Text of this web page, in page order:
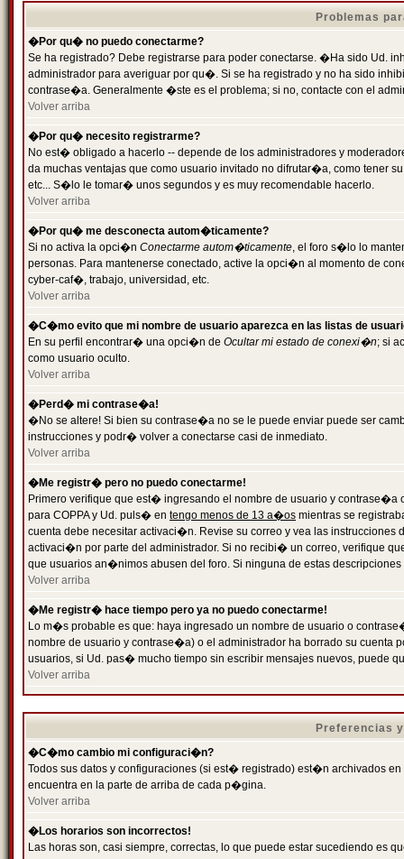
Problemas
�Por qu� no puedo conectarme?
Se ha registrado? Debe registrarse para poder conectarse. �Ha sido Ud.
administrador para averiguar por qu�. Si se ha registrado y no ha sido
contrase�a. Generalmente �ste es el problema; si no, contacte con el
Volver arriba
�Por qu� necesito registrarme?
No est� obligado a hacerlo -- depende de los administradores y
da muchas ventajas que como usuario invitado no difrutar�a, como tener
etc... S�lo le tomar� unos segundos y es muy recomendable hacerlo.
Volver arriba
�Por qu� me desconecta autom�ticamente?
Si no activa la opci�n Conectarme autom�ticamente, el foro s�lo lo
personas. Para mantenerse conectado, active la opci�n al momento de
cyber-caf�, trabajo, universidad, etc.
Volver arriba
�C�mo evito que mi nombre de usuario aparezca en las listas de
En su perfil encontrar� una opci�n de Ocultar mi estado de conexi�n; si
como usuario oculto.
Volver arriba
�Perd� mi contrase�a!
�No se altere! Si bien su contrase�a no se le puede enviar puede ser
instrucciones y podr� volver a conectarse casi de inmediato.
Volver arriba
�Me registr� pero no puedo conectarme!
Primero verifique que est� ingresando el nombre de usuario y
para COPPA y Ud. puls� en tengo menos de 13 a�os mientras se
cuenta debe necesitar activaci�n. Revise su correo y vea las
activaci�n por parte del administrador. Si no recibi� un correo, verifique
que usuarios an�nimos abusen del foro. Si ninguna de estas
Volver arriba
�Me registr� hace tiempo pero ya no puedo conectarme!
Lo m�s probable es que: haya ingresado un nombre de usuario o
nombre de usuario y contrase�a) o el administrador ha borrado su
usuarios, si Ud. pas� mucho tiempo sin escribir mensajes nuevos, puede
Volver arriba
Preferencias
�C�mo cambio mi configuraci�n?
Todos sus datos y configuraciones (si est� registrado) est�n archivados
encuentra en la parte de arriba de cada p�gina.
Volver arriba
�Los horarios son incorrectos!
Las horas son, casi siempre, correctas, lo que puede estar sucediendo es